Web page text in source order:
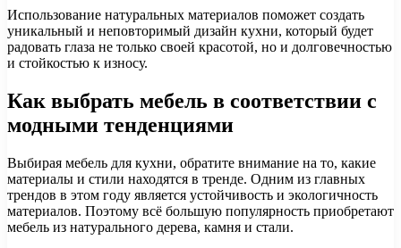
Использование натуральных материалов поможет создать
уникальный и неповторимый дизайн кухни, который будет
радовать глаза не только своей красотой, но и долговечностью
и стойкостью к износу.
Как выбрать мебель в соответствии с
модными тенденциями
Выбирая мебель для кухни, обратите внимание на то, какие
материалы и стили находятся в тренде. Одним из главных
трендов в этом году является устойчивость и экологичность
материалов. Поэтому всё большую популярность приобретают
мебель из натурального дерева, камня и стали.